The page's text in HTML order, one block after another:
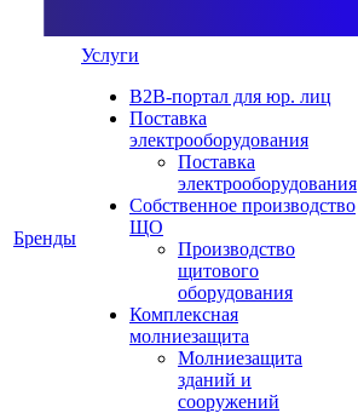
Бренды
Услуги
B2B-портал для юр. лиц
Поставка
электрооборудования
Поставка
электрооборудования
Собственное производство
ЩО
Производство
щитового
оборудования
Комплексная
молниезащита
Молниезащита
зданий и
сооружений